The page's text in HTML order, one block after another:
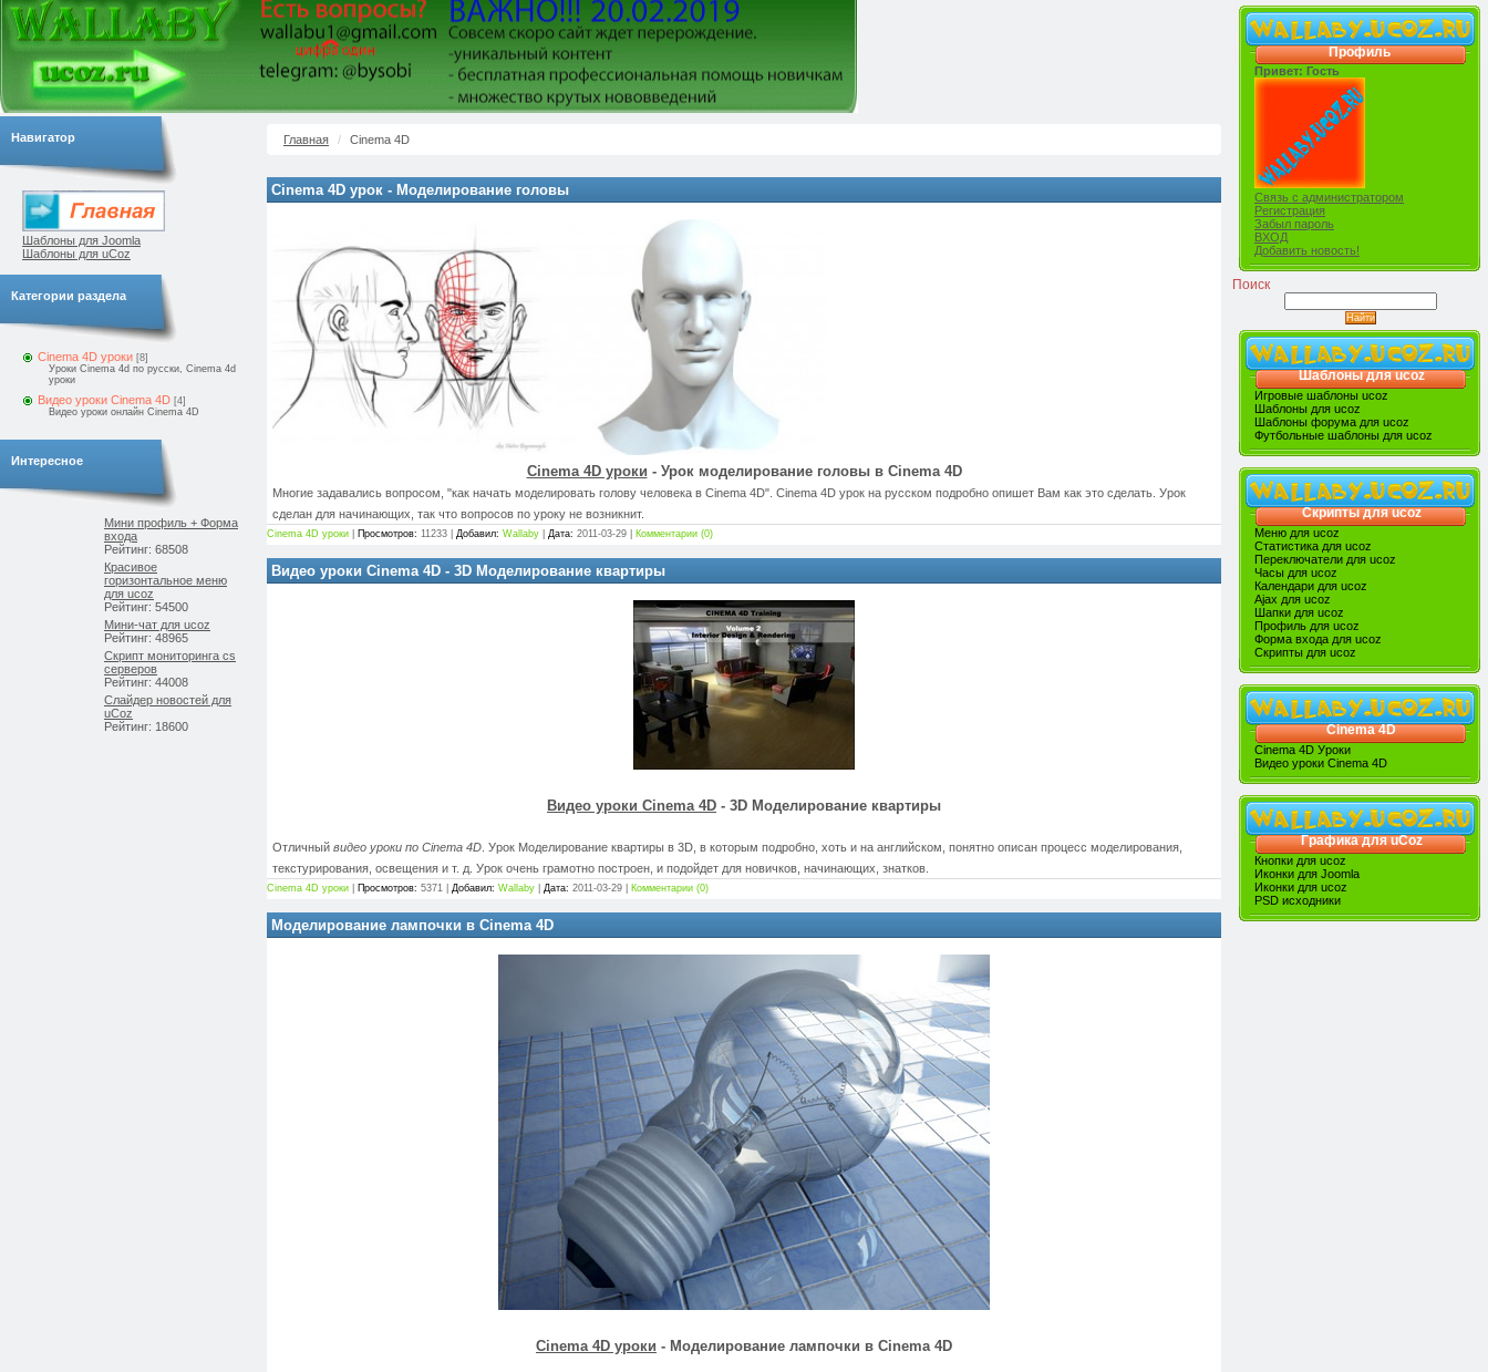
Навигатор
Шаблоны для Joomla
Шаблоны для uCoz
Категории раздела
Cinema 4D уроки [8]
Уроки Cinema 4d по русски, Cinema 4d
уроки
Видео уроки Cinema 4D [4]
Видео уроки онлайн Cinema 4D
Интересное
Мини профиль + Форма
входа
Рейтинг: 68508
Красивое
горизонтальное меню
для ucoz
Рейтинг: 54500
Мини-чат для ucoz
Рейтинг: 48965
Скрипт мониторинга cs
серверов
Рейтинг: 44008
Слайдер новостей для
uCoz
Рейтинг: 18600
Главная Cinema 4D
Cinema 4D урок - Моделирование головы
Cinema 4D уроки - Урок моделирование головы в Cinema 4D
Многие задавались вопросом, "как начать моделировать голову человека в Cinema 4D". Сinema 4D урок на русском подробно опишет Вам как это сделать. Урок
сделан для начинающих, так что вопросов по уроку не возникнит.
Cinema 4D уроки Просмотров: 11233 | Добавил: Wallaby Дата: 2011-03-29 Комментарии (0)
Видео уроки Cinema 4D - 3D Моделирование квартиры
Видео уроки Cinema 4D - 3D Моделирование квартиры
Отличный видео уроки по Cinema 4D . Урок Моделирование квартиры в 3D, в которым подробно, хоть и на английском, понятно описан процесс моделирования,
текстурирования, освещения и т. д. Урок очень грамотно построен, и подойдет для новичков, начинающих, знатков.
Cinema 4D уроки Просмотров: 5371 | Добавил: Wallaby Дата: 2011-03-29 Комментарии (0)
Моделирование лампочки в Cinema 4D
Cinema 4D уроки - Моделирование лампочки в Cinema 4D
Профиль
Привет: Гость
Связь с администратором
Регистрация
Забыл пароль
ВХОД
Добавить новость!
Поиск
Шаблоны для ucoz
Игровые шаблоны ucoz
Шаблоны для ucoz
Шаблоны форума для ucoz
Футбольные шаблоны для ucoz
Скрипты для ucoz
Меню для ucoz
Статистика для ucoz
Переключатели для ucoz
Часы для ucoz
Календари для ucoz
Ajax для ucoz
Шапки для ucoz
Профиль для ucoz
Форма входа для ucoz
Скрипты для ucoz
Cinema 4D
Cinema 4D Уроки
Видео уроки Cinema 4D
Графика для uCoz
Кнопки для ucoz
Иконки для Joomla
Иконки для ucoz
PSD исходники